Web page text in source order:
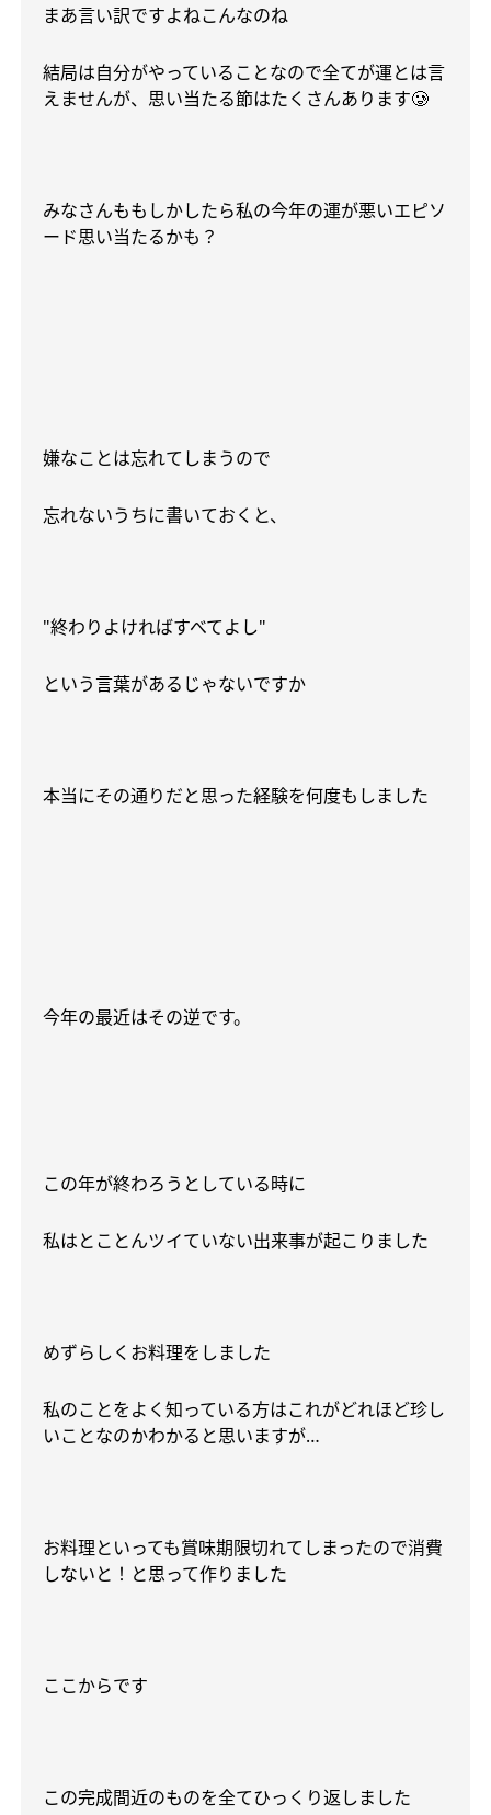
まあ言い訳ですよねこんなのね
結局は自分がやっていることなので全てが運とは言
えませんが、思い当たる節はたくさんあります🥲
みなさんももしかしたら私の今年の運が悪いエピソ
ード思い当たるかも？
嫌なことは忘れてしまうので
忘れないうちに書いておくと、
"終わりよければすべてよし"
という言葉があるじゃないですか
本当にその通りだと思った経験を何度もしました
今年の最近はその逆です。
この年が終わろうとしている時に
私はとことんツイていない出来事が起こりました
めずらしくお料理をしました
私のことをよく知っている方はこれがどれほど珍し
いことなのかわかると思いますが…
お料理といっても賞味期限切れてしまったので消費
しないと！と思って作りました
ここからです
この完成間近のものを全てひっくり返しました